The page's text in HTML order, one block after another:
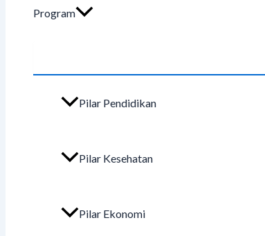
Program
Pilar Pendidikan
Pilar Kesehatan
Pilar Ekonomi